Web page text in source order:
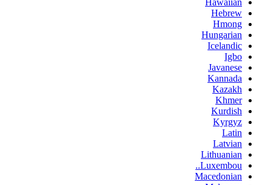
Hawaiian
Hebrew
Hmong
Hungarian
Icelandic
Igbo
Javanese
Kannada
Kazakh
Khmer
Kurdish
Kyrgyz
Latin
Latvian
Lithuanian
Luxembou..
Macedonian